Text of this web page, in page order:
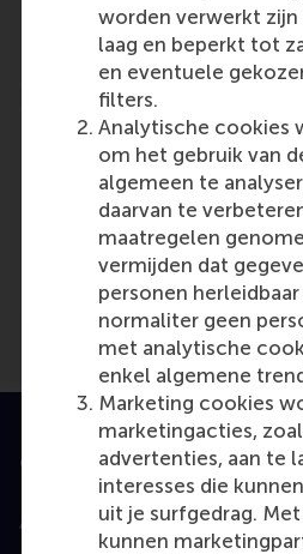
worden verwerkt zijn
laag en beperkt tot
en eventuele
filters.
Analytische cookies
om het gebruik van
algemeen te
daarvan te
maatregelen
vermijden dat
personen
normaliter geen
met analytische
enkel algemene
Marketing cookies
marketingacties,
advertenties, aan te
interesses die
uit je surfgedrag.
kunnen
Reference type:
Media Outlets
Baaz.nl(Online)
Geaccrediteerd door